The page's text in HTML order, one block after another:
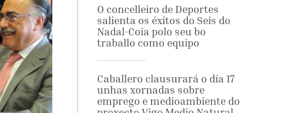
O concelleiro de Deportes
salienta os éxitos do Seis do
Nadal-Coia polo seu bo
traballo como equipo
Caballero clausurará o día 17
unhas xornadas sobre
emprego e medioambiente do